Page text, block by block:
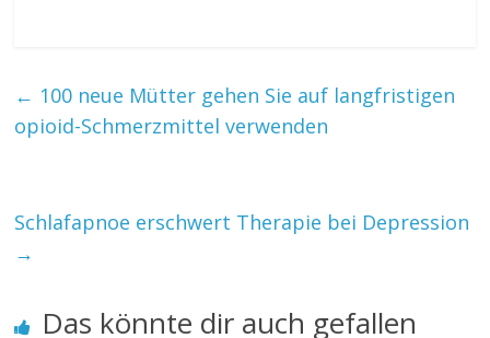
← 100 neue Mütter gehen Sie auf langfristigen
opioid-Schmerzmittel verwenden
Schlafapnoe erschwert Therapie bei Depression
→
Das könnte dir auch gefallen